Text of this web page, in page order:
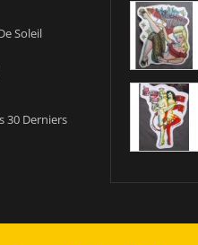
Soleil
30 Derniers